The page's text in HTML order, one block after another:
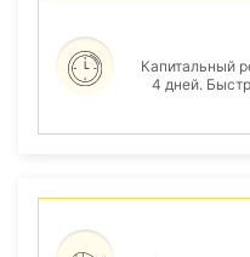
Капитальный
4 дней.